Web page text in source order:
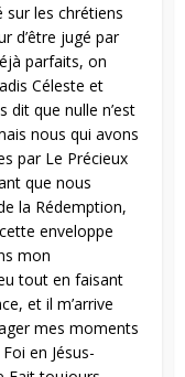
les chrétiens
d’être jugé par
parfaits, on
Céleste et
dit que nulle n’est
nous qui avons
par Le Précieux
que nous
la Rédemption,
enveloppe
mon
tout en faisant
et il m’arrive
mes moments
en Jésus-